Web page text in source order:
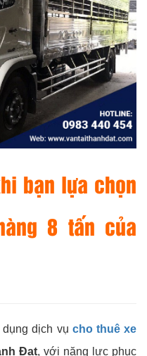
bạn lựa chọn
8 tấn của
dịch vụ cho thuê xe
Đạt, với năng lực phục